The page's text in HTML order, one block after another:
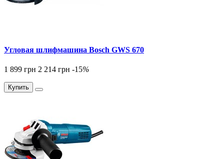
Угловая шлифмашина Bosch GWS 670
1 899 грн 2 214 грн -15%
Купить